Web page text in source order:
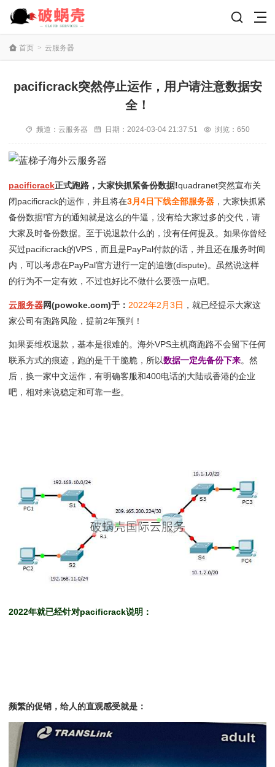
首页 > 云服务器
pacificrack突然停止运作，用户请注意数据安
全！
频道： 云服务器 日期： 2024-03-04 21:37:51 浏览：650
pacificrack正式跑路，大家快抓紧备份数据!quadranet突然宣布关
闭pacificrack的运作，并且将在3月4日下线全部服务器 ，大家快抓紧
备份数据!官方的通知就是这么的牛逼，没有给大家过多的交代，请
大家及时备份数据。至于说退款什么的，没有任何提及。如果你曾经
买过pacificrack的VPS，而且是PayPal付款的话，并且还在服务时间
内，可以考虑在PayPal官方进行一定的追缴(dispute)。虽然说这样
的行为不一定有效，不过也好比不做什么要强一点吧。
云服务器网(powoke.com)于： 2022年2月3日 ，就已经提示大家这
家公司有跑路风险，提前2年预判！
如果要维权退款，基本是很难的。海外VPS主机商跑路不会留下任何
联系方式的痕迹，跑的是干干脆脆，所以数据一定先备份下来。然
后，换一家中文运作，有明确客服和400电话的大陆或香港的企业
吧，相对来说稳定和可靠一些。
2022年就已经针对pacificrack说明：
频繁的促销，给人的直观感受就是：